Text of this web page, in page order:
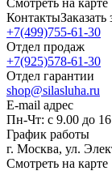
Смотреть на карте
КонтактыЗаказать
+7(499)755-61-30
Отдел продаж
+7(925)578-61-30
Отдел гарантии
shop@silasluha.ru
E-mail адрес
Пн-Чт: с 9.00 до
График работы
г. Москва, ул.
Смотреть на карте